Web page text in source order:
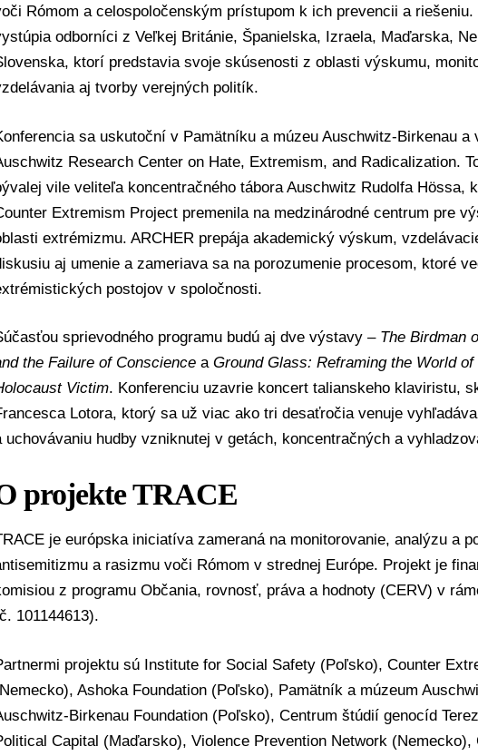
Rómom a celospoločenským prístupom k ich prevencii a
odborníci z Veľkej Británie, Španielska, Izraela, Maďarska,
ktorí predstavia svoje skúsenosti z oblasti výskumu,
aj tvorby verejných politík.
sa uskutoční v Pamätníku a múzeu Auschwitz-Birkenau a
Research Center on Hate, Extremism, and Radicalization.
vile veliteľa koncentračného tábora Auschwitz Rudolfa Hössa,
Extremism Project premenila na medzinárodné centrum pre
extrémizmu. ARCHER prepája akademický výskum,
aj umenie a zameriava sa na porozumenie procesom, ktoré
postojov v spoločnosti.
sprievodného programu budú aj dve výstavy – The Birdman
the Failure of Conscience a Ground Glass: Reframing the World
Victim. Konferenciu uzavrie koncert talianskeho klaviristu,
Lotora, ktorý sa už viac ako tri desaťročia venuje
uchovávaniu hudby vzniknutej v getách, koncentračných a
projekte TRACE
je európska iniciatíva zameraná na monitorovanie, analýzu a
a rasizmu voči Rómom v strednej Európe. Projekt je
z programu Občania, rovnosť, práva a hodnoty (CERV) v
101144613).
projektu sú Institute for Social Safety (Poľsko), Counter
Ashoka Foundation (Poľsko), Pamätník a múzeum
Birkenau Foundation (Poľsko), Centrum štúdií genocíd
Capital (Maďarsko), Violence Prevention Network (Nemecko),